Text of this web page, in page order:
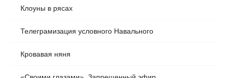
Клоуны в рясах
Телеграмизация условного Навального
Кровавая няня